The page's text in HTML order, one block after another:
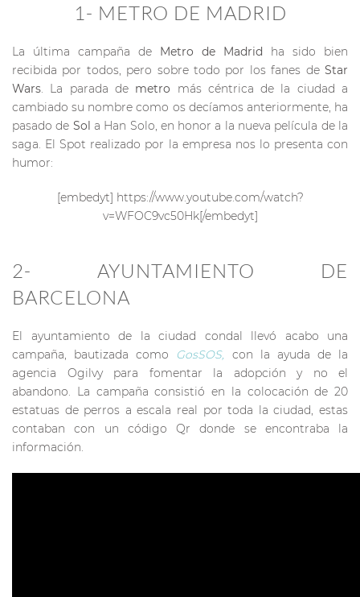
1- METRO DE MADRID
La última campaña de Metro de Madrid ha sido bien
recibida por todos, pero sobre todo por los fanes de Star
Wars. La parada de metro más céntrica de la ciudad a
cambiado su nombre como os decíamos anteriormente, ha
pasado de Sol a Han Solo, en honor a la nueva película de la
saga. El Spot realizado por la empresa nos lo presenta con
humor:
[embedyt] https://www.youtube.com/watch?
v=WFOC9vc50Hk[/embedyt]
2- AYUNTAMIENTO DE
BARCELONA
El ayuntamiento de la ciudad condal llevó acabo una
campaña, bautizada como GosSOS, con la ayuda de la
agencia Ogilvy para fomentar la adopción y no el
abandono. La campaña consistió en la colocación de 20
estatuas de perros a escala real por toda la ciudad, estas
contaban con un código Qr donde se encontraba la
información.